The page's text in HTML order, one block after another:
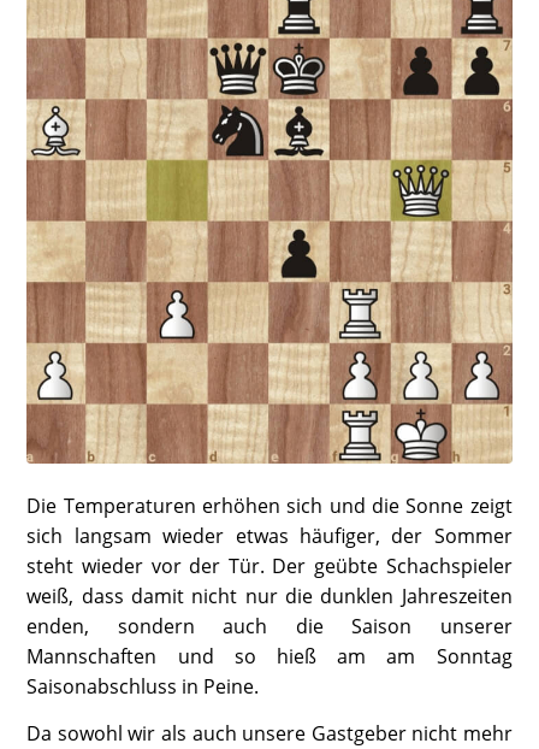
Die Temperaturen erhöhen sich und die Sonne zeigt
sich langsam wieder etwas häufiger, der Sommer
steht wieder vor der Tür. Der geübte Schachspieler
weiß, dass damit nicht nur die dunklen Jahreszeiten
enden, sondern auch die Saison unserer
Mannschaften und so hieß am am Sonntag
Saisonabschluss in Peine.
Da sowohl wir als auch unsere Gastgeber nicht mehr